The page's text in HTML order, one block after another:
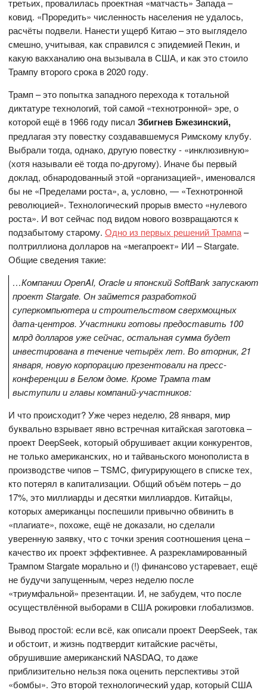
третьих, провалилась проектная «матчасть» Запада –
ковид. «Проредить» численность населения не удалось,
расчёты подвели. Нанести ущерб Китаю – это выглядело
смешно, учитывая, как справился с эпидемией Пекин, и
какую вакханалию она вызывала в США, и как это стоило
Трампу второго срока в 2020 году.
Трамп – это попытка западного перехода к тотальной
диктатуре технологий, той самой «технотронной» эре, о
которой ещё в 1966 году писалЗбигнев Бжезинский,
предлагая эту повестку создававшемуся Римскому клубу.
Выбрали тогда, однако, другую повестку - «инклюзивную»
(хотя называли её тогда по-другому). Иначе бы первый
доклад, обнародованный этой «организацией», именовался
бы не «Пределами роста», а, условно, — «Технотронной
революцией». Технологический прорыв вместо «нулевого
роста». И вот сейчас под видом нового возвращаются к
подзабытому старому.Одно из первых решений Трампа–
полтриллиона долларов на «мегапроект» ИИ – Stargate.
Общие сведения такие:
…Компании OpenAI, Oracle и японский SoftBank запускают
проект Stargate. Он займется разработкой
суперкомпьютера и строительством сверхмощных
дата-центров. Участники готовы предоставить 100
млрд долларов уже сейчас, остальная сумма будет
инвестирована в течение четырёх лет. Во вторник, 21
января, новую корпорацию презентовали на пресс-
конференции в Белом доме. Кроме Трампа там
выступили и главы компаний-участников:
И что происходит? Уже через неделю, 28 января, мир
буквально взрывает явно встречная китайская заготовка –
проект DeepSeek, который обрушивает акции конкурентов,
не только американских, но и тайваньского монополиста в
производстве чипов – TSMC, фигурирующего в списке тех,
кто потерял в капитализации. Общий объём потерь – до
17%, это миллиарды и десятки миллиардов. Китайцы,
которых американцы поспешили привычно обвинить в
«плагиате», похоже, ещё не доказали, но сделали
уверенную заявку, что с точки зрения соотношения цена –
качество их проект эффективнее. А разрекламированный
Трампом Stargate морально и (!) финансово устаревает, ещё
не будучи запущенным, через неделю после
«триумфальной» презентации. И, не забудем, что после
осуществлённой выборами в США рокировки глобализмов.
Вывод простой: если всё, как описали проект DeepSeek, так
и обстоит, и жизнь подтвердит китайские расчёты,
обрушившие американский NASDAQ, то даже
приблизительно нельзя пока оценить перспективы этой
«бомбы». Это второй технологический удар, который США